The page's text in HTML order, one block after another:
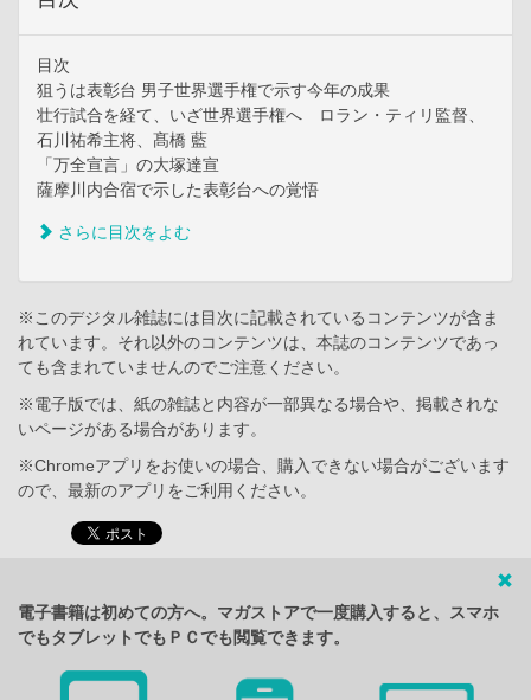
目次
狙うは表彰台 男子世界選手権で示す今年の成果
壮行試合を経て、いざ世界選手権へ ロラン・ティリ監督、
石川祐希主将、髙橋 藍
「万全宣言」の大塚達宣
薩摩川内合宿で示した表彰台への覚悟
さらに目次をよむ
※このデジタル雑誌には目次に記載されているコンテンツが含ま
れています。それ以外のコンテンツは、本誌のコンテンツであっ
ても含まれていませんのでご注意ください。
※電子版では、紙の雑誌と内容が一部異なる場合や、掲載されな
いページがある場合があります。
※Chromeアプリをお使いの場合、購入できない場合がございます
ので、最新のアプリをご利用ください。
電子書籍は初めての方へ。マガストアで一度購入すると、スマホ
でもタブレットでもＰＣでも閲覧できます。